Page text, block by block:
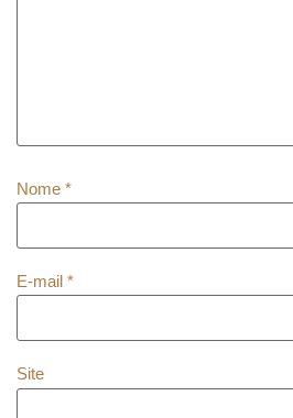
Nome *
E-mail *
Site